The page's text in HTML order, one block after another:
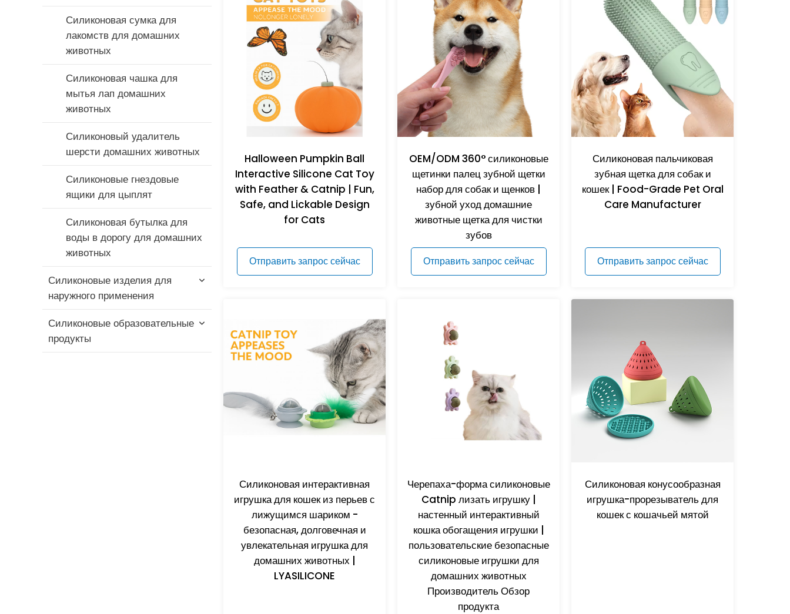
Силиконовый молокоотсос
Силиконовый чехол-
держатель для пустышки
Силиконовая сумка для
лакомств для домашних
животных
Силиконовая чашка для
мытья лап домашних
животных
Силиконовый удалитель
шерсти домашних животных
Силиконовые гнездовые
ящики для цыплят
Силиконовая бутылка для
воды в дорогу для домашних
животных
Силиконовые изделия для
наружного применения
Силиконовая складная чашка
Силиконовые образовательные
продукты
Halloween Pumpkin Ball
Interactive Silicone Cat Toy
with Feather & Catnip | Fun,
Safe, and Lickable Design
for Cats
Отправить запрос сейчас
OEM/ODM 360° силиконовые
щетинки палец зубной щетки
набор для собак и щенков |
зубной уход домашние
животные щетка для чистки
зубов
Отправить запрос сейчас
Силиконовая пальчиковая
зубная щетка для собак и
кошек | Food-Grade Pet Oral
Care Manufacturer
Отправить запрос сейчас
Силиконовая интерактивная
игрушка для кошек из перьев с
лижущимся шариком -
безопасная, долговечная и
увлекательная игрушка для
домашних животных |
LYASILICONE
Черепаха-форма силиконовые
Catnip лизать игрушку |
настенный интерактивный
кошка обогащения игрушки |
пользовательские безопасные
силиконовые игрушки для
домашних животных
Производитель Обзор
продукта
Силиконовая конусообразная
игрушка-прорезыватель для
кошек с кошачьей мятой